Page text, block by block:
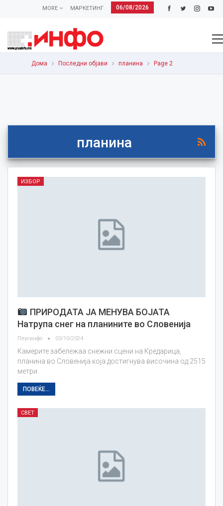
06/08/2026
МАРКЕТИНГ
MORE
Дома Последни објави планина Page 2
планина
ИЗБОР
ПРИРОДАТА ЈА МЕНУВА БОЈАТА
Натрупа снег на планините во Словенија
Плусинфо 03/10/2024
Камерите забележаа снежни сцени на Кредарица,
планина во Словенија која достигнува височина од 2515
метри.
ПОВЕЌЕ...
СВЕТ